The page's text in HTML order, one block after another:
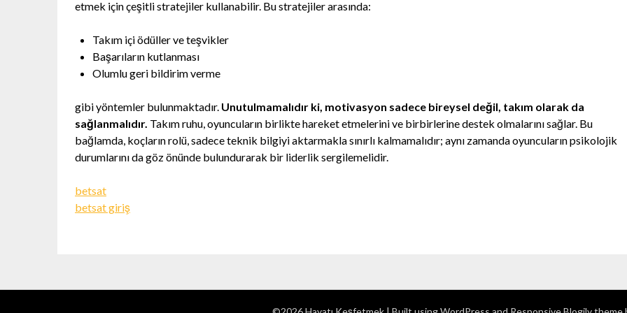
etmek için çeşitli stratejiler kullanabilir. Bu stratejiler arasında:
Takım içi ödüller ve teşvikler
Başarıların kutlanması
Olumlu geri bildirim verme
gibi yöntemler bulunmaktadır. Unutulmamalıdır ki, motivasyon sadece bireysel değil, takım olarak da
sağlanmalıdır. Takım ruhu, oyuncuların birlikte hareket etmelerini ve birbirlerine destek olmalarını sağlar. Bu
bağlamda, koçların rolü, sadece teknik bilgiyi aktarmakla sınırlı kalmamalıdır; aynı zamanda oyuncuların psikolojik
durumlarını da göz önünde bulundurarak bir liderlik sergilemelidir.
betsat
betsat giriş